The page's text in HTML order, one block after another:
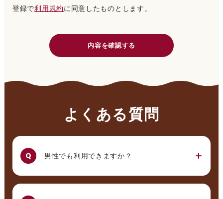
登録で利用規約に同意したものとします。
よくある質問
男性でも利用できますか？